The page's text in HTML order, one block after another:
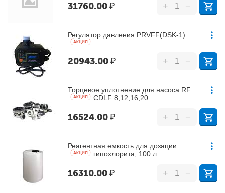
31760.00₽ + −
Регулятор давления PRVFF(DSK-1)
AКЦИЯ
20943.00₽ + −
Торцевое уплотнение для насоса RF
CDLF 8,12,16,20
AКЦИЯ
16524.00₽ + −
Реагентная емкость для дозации
гипохлорита, 100 л
AКЦИЯ
16310.00₽ + −